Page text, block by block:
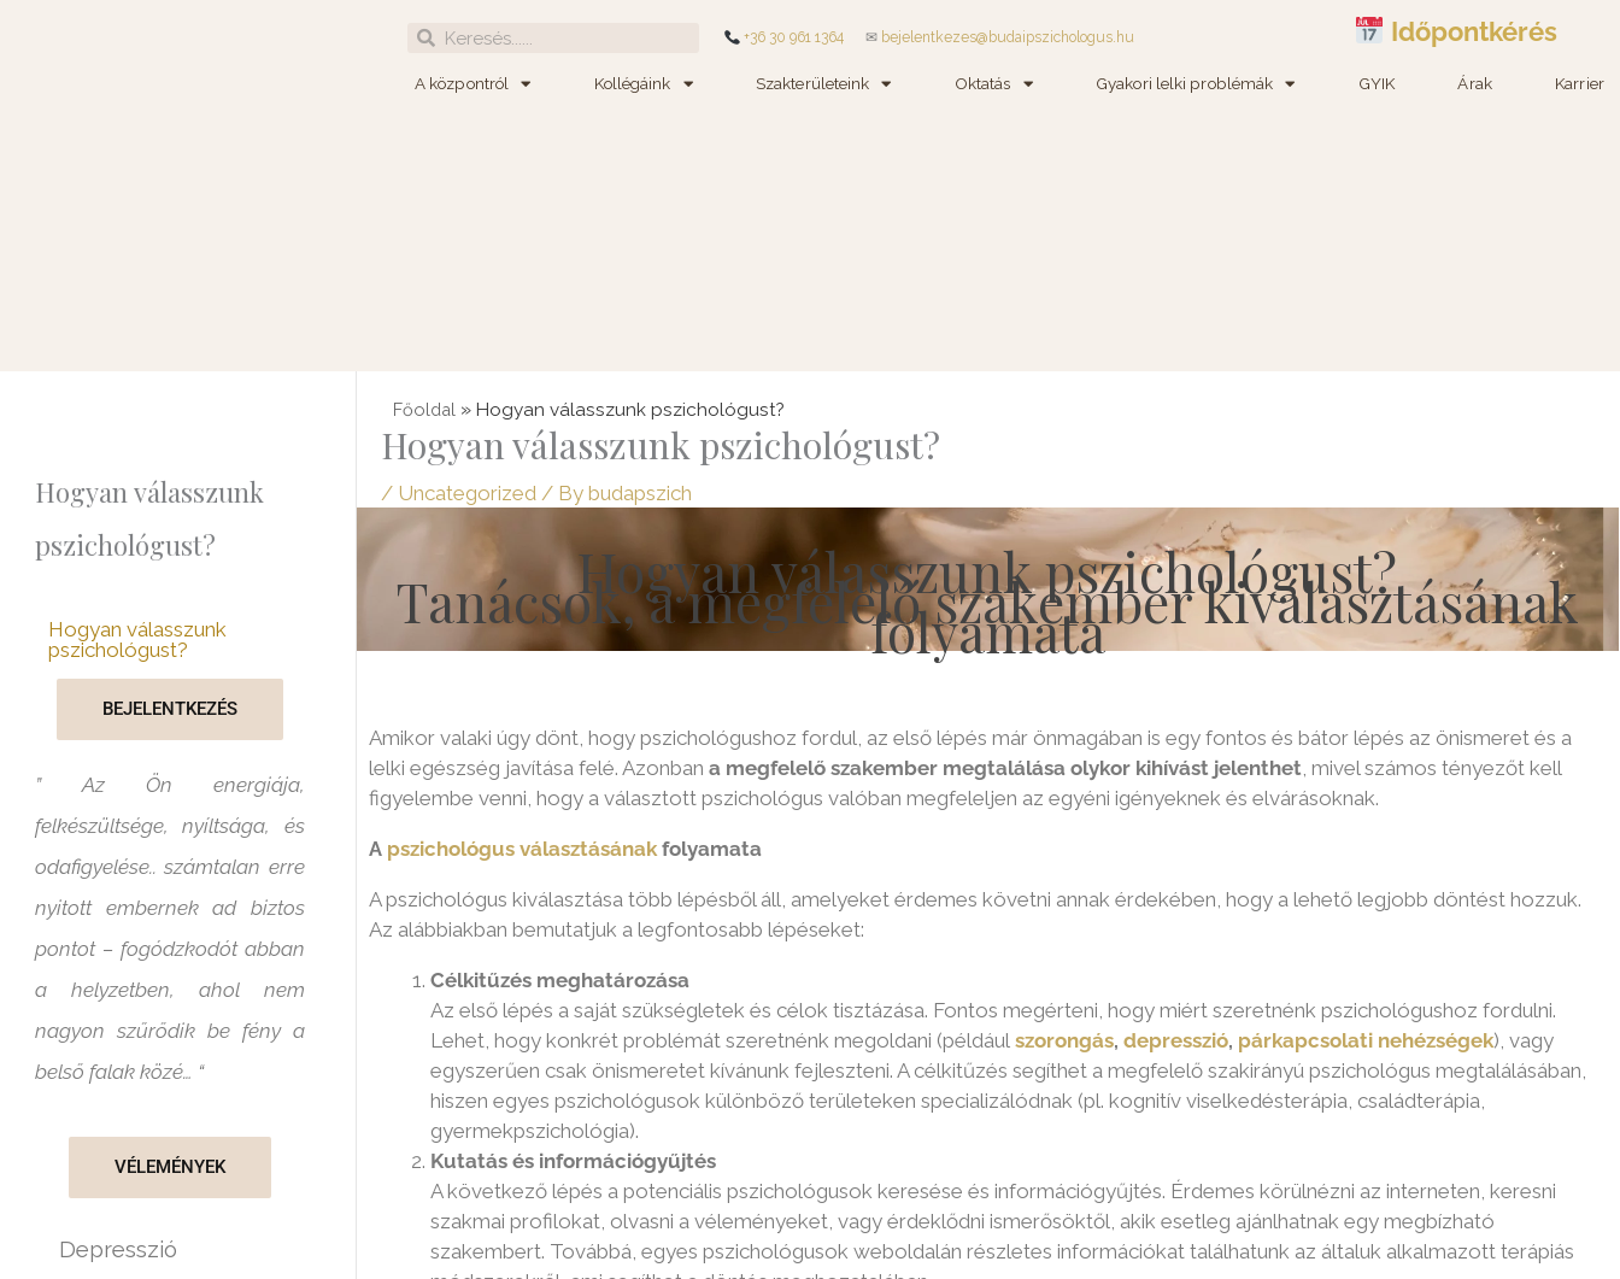
Search
+36 30 961 1364 ✉ bejelentkezes@budaipszichologus.hu Időpontkérés
A központról Kollégáink Szakterületeink Oktatás Gyakori lelki problémák GYIK Árak Karrier
Hogyan válasszunk
pszichológust?
Hogyan válasszunk
pszichológust?
BEJELENTKEZÉS
” Az Ön energiája,
felkészültsége, nyíltsága, és
odafigyelése.. számtalan erre
nyitott embernek ad biztos
pontot – fogódzkodót abban
a helyzetben, ahol nem
nagyon szűrődik be fény a
belső falak közé… “
VÉLEMÉNYEK
Depresszió
Főoldal » Hogyan válasszunk pszichológust?
Hogyan válasszunk pszichológust?
/ Uncategorized / By budapszich
Hogyan válasszunk pszichológust?
Tanácsok, a megfelelő szakember kiválasztásának
folyamata
Amikor valaki úgy dönt, hogy pszichológushoz fordul, az első lépés már önmagában is egy fontos és bátor lépés az önismeret és a
lelki egészség javítása felé. Azonban a megfelelő szakember megtalálása olykor kihívást jelenthet , mivel számos tényezőt kell
figyelembe venni, hogy a választott pszichológus valóban megfeleljen az egyéni igényeknek és elvárásoknak.
A pszichológus választásánakfolyamata
A pszichológus kiválasztása több lépésből áll, amelyeket érdemes követni annak érdekében, hogy a lehető legjobb döntést hozzuk.
Az alábbiakban bemutatjuk a legfontosabb lépéseket:
Célkitűzés meghatározása
Az első lépés a saját szükségletek és célok tisztázása. Fontos megérteni, hogy miért szeretnénk pszichológushoz fordulni.
Lehet, hogy konkrét problémát szeretnénk megoldani (például szorongás, depresszió, párkapcsolati nehézségek), vagy
egyszerűen csak önismeretet kívánunk fejleszteni. A célkitűzés segíthet a megfelelő szakirányú pszichológus megtalálásában,
hiszen egyes pszichológusok különböző területeken specializálódnak (pl. kognitív viselkedésterápia, családterápia,
gyermekpszichológia).
Kutatás és információgyűjtés
A következő lépés a potenciális pszichológusok keresése és információgyűjtés. Érdemes körülnézni az interneten, keresni
szakmai profilokat, olvasni a véleményeket, vagy érdeklődni ismerősöktől, akik esetleg ajánlhatnak egy megbízható
szakembert. Továbbá, egyes pszichológusok weboldalán részletes információkat találhatunk az általuk alkalmazott terápiás